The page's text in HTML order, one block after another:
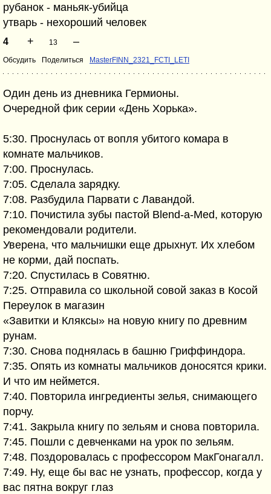
рубанок - маньяк-убийца
утварь - нехороший человек
4 + 13 –
Обсудить Поделиться MasterFINN_2321_FCTI_LETI
Один день из дневника Гермионы.
Очередной фик серии «День Хорька».
5:30. Проснулась от вопля убитого комара в
комнате мальчиков.
7:00. Проснулась.
7:05. Сделала зарядку.
7:08. Разбудила Парвати с Лавандой.
7:10. Почистила зубы пастой Blend-a-Med, которую
рекомендовали родители.
Уверена, что мальчишки еще дрыхнут. Их хлебом
не корми, дай поспать.
7:20. Спустилась в Совятню.
7:25. Отправила со школьной совой заказ в Косой
Переулок в магазин
«Завитки и Кляксы» на новую книгу по древним
рунам.
7:30. Снова поднялась в башню Гриффиндора.
7:35. Опять из комнаты мальчиков доносятся крики.
И что им неймется.
7:40. Повторила ингредиенты зелья, снимающего
порчу.
7:41. Закрыла книгу по зельям и снова повторила.
7:45. Пошли с девченками на урок по зельям.
7:48. Поздоровалась с профессором МакГонагалл.
7:49. Ну, еще бы вас не узнать, профессор, когда у
вас пятна вокруг глаз